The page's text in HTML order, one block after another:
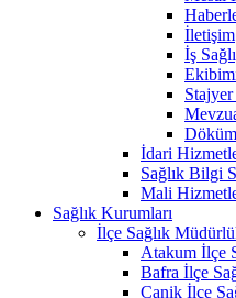
İletişim
İş
İdari
Sağlık Bilgi
Mali
Sağlık Kurumları
İlçe Sağlık
Atakum İlçe
Bafra İlçe
Canik İlçe